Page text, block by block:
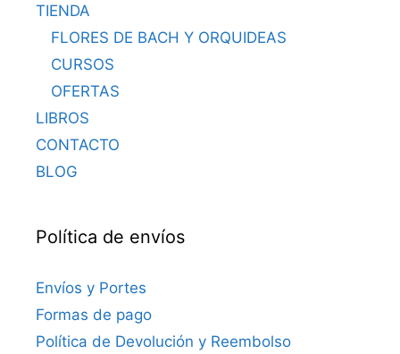
TIENDA
FLORES DE BACH Y ORQUIDEAS
CURSOS
OFERTAS
LIBROS
CONTACTO
BLOG
Política de envíos
Envíos y Portes
Formas de pago
Política de Devolución y Reembolso